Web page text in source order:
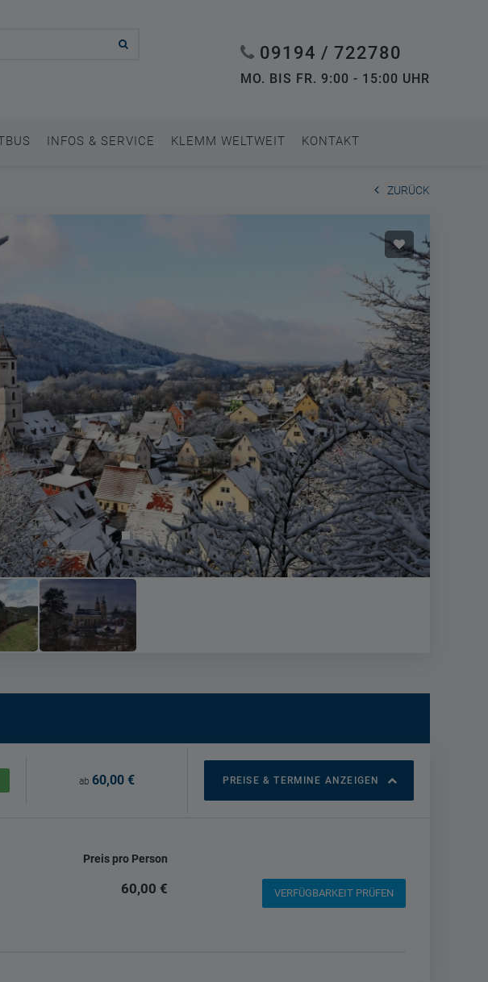
09194 / 722780
MO. BIS FR. 9:00 - 15:00 UHR
INFOS & SERVICE KLEMM WELTWEIT KONTAKT
ZURÜCK
ab 60,00 € PREISE & TERMINE ANZEIGEN
Preis pro Person
60,00 € VERFÜGBARKEIT PRÜFEN